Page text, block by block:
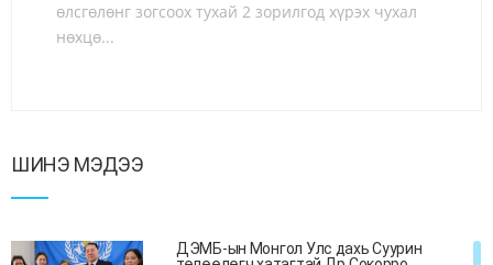
өлсгөлөнг зогсоох тухай 2 зорилгод хүрэх чухал
нөхцө...
ШИНЭ МЭДЭЭ
ДЭМБ-ын Монгол Улс дахь Суурин